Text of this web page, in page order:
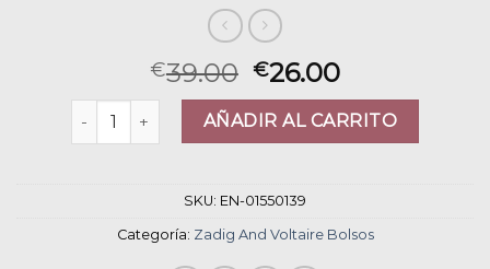
€39.00 €26.00
zadig and voltaire bolsos cantidad
AÑADIR AL CARRITO
SKU: EN-01550139
Categoría: Zadig And Voltaire Bolsos